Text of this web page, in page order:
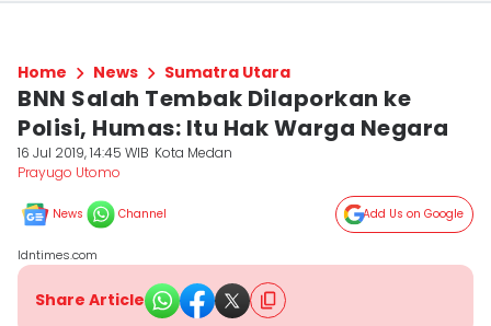
Home News Sumatra Utara
BNN Salah Tembak Dilaporkan ke
Polisi, Humas: Itu Hak Warga Negara
16 Jul 2019, 14:45 WIB Kota Medan
Prayugo Utomo
News Channel Add Us on Google
Idntimes.com
Share Article